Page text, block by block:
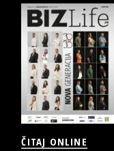
ČITAJ ONLINE